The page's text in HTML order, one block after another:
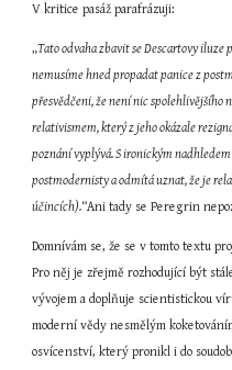
V kritice pasáž parafrázuji:
„Tato odvaha zbavit se Descartovy
nemusíme hned propadat panice z
přesvědčeni, že není nic spolehlivějšího
relativismem, který z jeho okázale
poznání vyplývá. S ironickým
postmodernisty a odmítá uznat, že je
účincích).“Ani tady se Peregrin
Domnívám se, že se v tomto textu
Pro něj je zřejmě rozhodující být
vývojem a doplňuje scientistickou
moderní vědy nesmělým
osvícenství, který pronikl i do